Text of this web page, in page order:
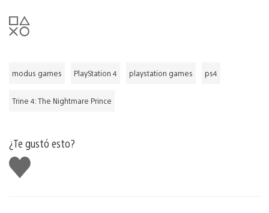
modus games PlayStation 4 playstation games ps4
Trine 4: The Nightmare Prince
¿Te gustó esto?
Me
gusta